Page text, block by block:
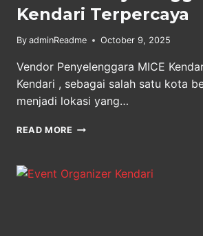
Kendari Terpercaya
By adminReadme October 9, 2025
Vendor Penyelenggara MICE
Kendari , sebagai salah satu kota
menjadi lokasi yang…
READ MORE VENDOR
KENDARI
TERPERCAYA